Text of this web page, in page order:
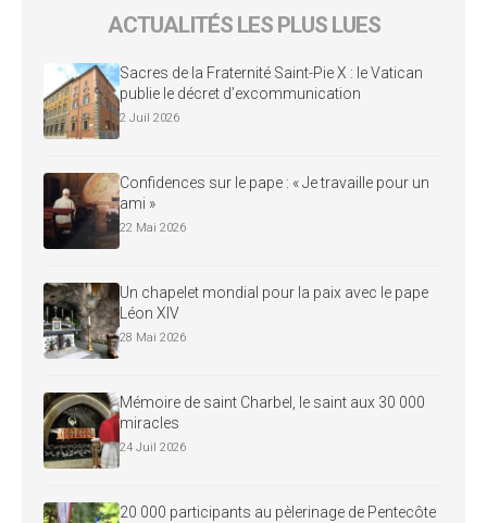
ACTUALITÉS LES PLUS LUES
Sacres de la Fraternité Saint-Pie X : le Vatican
publie le décret d’excommunication
2 Juil 2026
Confidences sur le pape : « Je travaille pour un
ami »
22 Mai 2026
Un chapelet mondial pour la paix avec le pape
Léon XIV
28 Mai 2026
Mémoire de saint Charbel, le saint aux 30 000
miracles
24 Juil 2026
20 000 participants au pèlerinage de Pentecôte